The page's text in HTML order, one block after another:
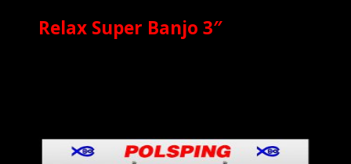
Relax Super Banjo 3″